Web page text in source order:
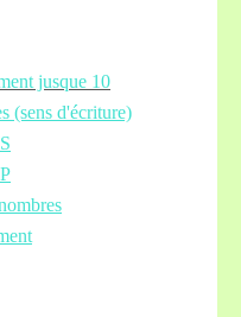
jusque 10
(sens d'écriture)